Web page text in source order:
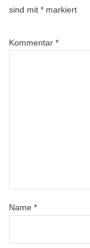
sind mit * markiert
Kommentar *
Name *